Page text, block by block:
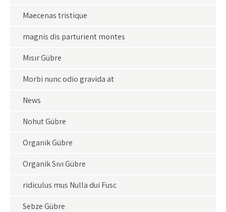
Maecenas tristique
magnis dis parturient montes
Mısır Gübre
Morbi nunc odio gravida at
News
Nohut Gübre
Organik Gübre
Organik Sıvı Gübre
ridiculus mus Nulla dui Fusc
Sebze Gübre